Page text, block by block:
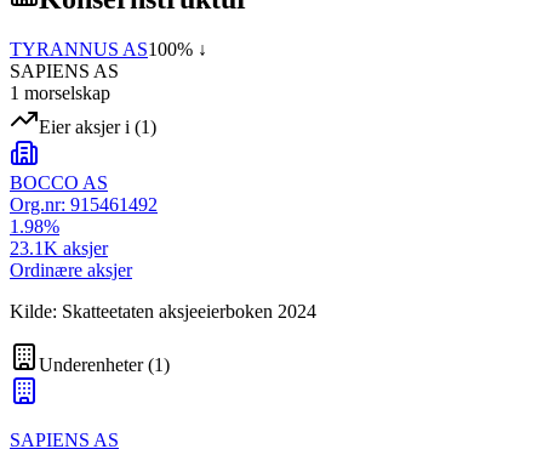
TYRANNUS AS100% ↓
SAPIENS AS
1 morselskap
Eier aksjer i (1)
BOCCO AS
Org.nr: 915461492
1.98%
23.1K aksjer
Ordinære aksjer
Kilde: Skatteetaten aksjeeierboken 2024
Underenheter(1)
SAPIENS AS